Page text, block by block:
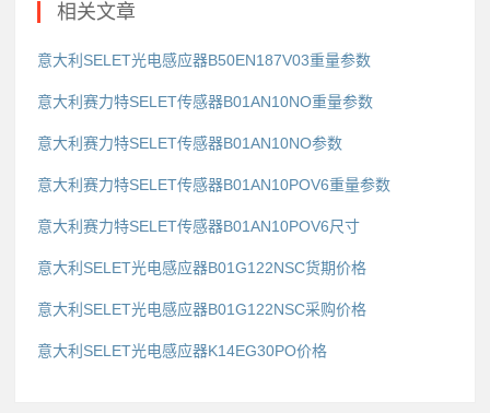
相关文章
意大利SELET光电感应器B50EN187V03重量参数
意大利赛力特SELET传感器B01AN10NO重量参数
意大利赛力特SELET传感器B01AN10NO参数
意大利赛力特SELET传感器B01AN10POV6重量参数
意大利赛力特SELET传感器B01AN10POV6尺寸
意大利SELET光电感应器B01G122NSC货期价格
意大利SELET光电感应器B01G122NSC采购价格
意大利SELET光电感应器K14EG30PO价格